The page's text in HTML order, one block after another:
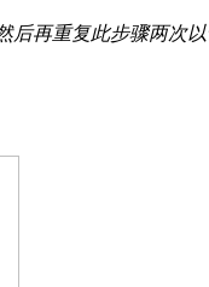
再重复此步骤两次以